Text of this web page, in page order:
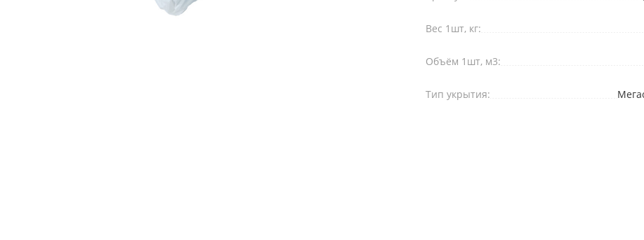
Вес 1шт, кг:
Объём 1шт, м3:
Тип укрытия: